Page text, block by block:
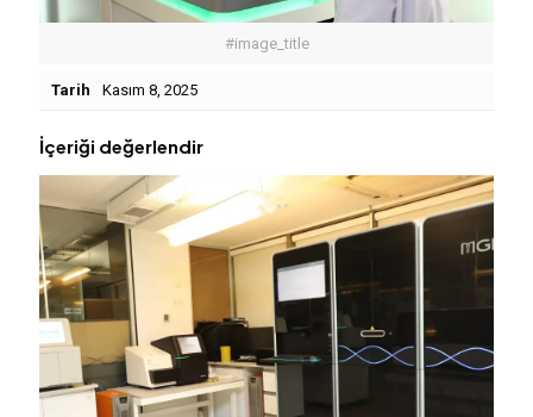
#image_title
Tarih Kasım 8, 2025
İçeriği değerlendir